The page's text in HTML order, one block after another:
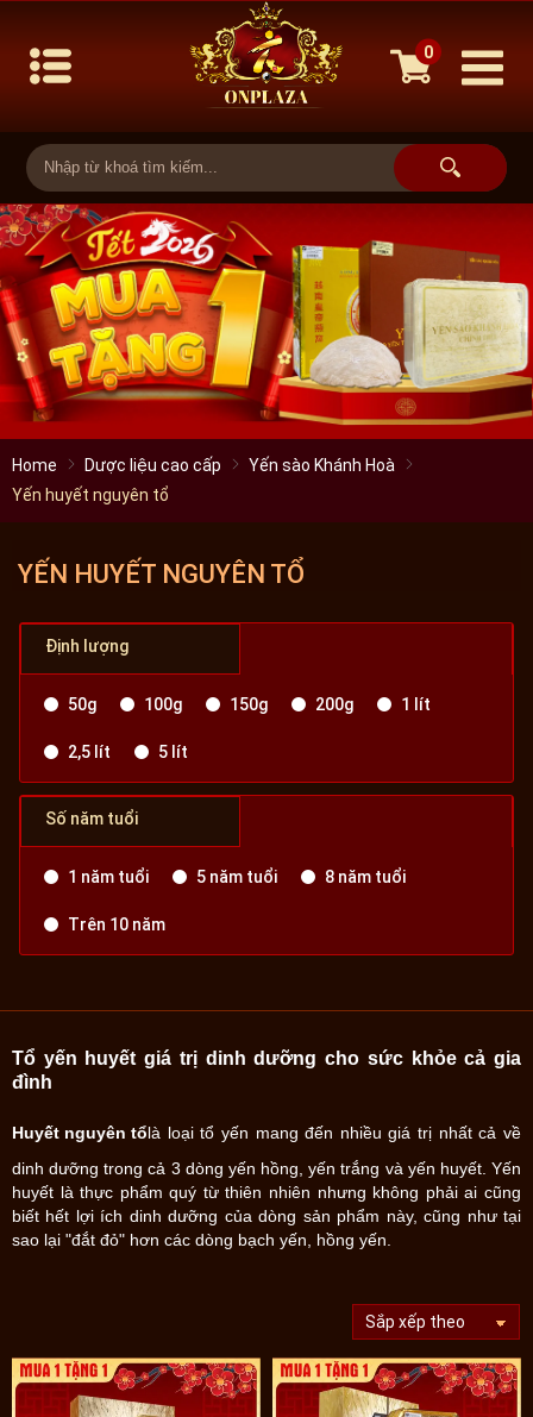
0
Home Dược liệu cao cấp
Yến sào Khánh Hoà
Yến huyết nguyên tổ
YẾN HUYẾT NGUYÊN TỔ
Định lượng
50g 100g 150g 200g 1 lít
2,5 lít 5 lít
Số năm tuổi
1 năm tuổi 5 năm tuổi 8 năm tuổi
Trên 10 năm
Tổ yến huyết giá trị dinh dưỡng cho sức khỏe cả gia
đình
Huyết nguyên tổlà loại tổ yến mang đến nhiều giá trị nhất cả về
dinh dưỡng trong cả 3 dòng yến hồng, yến trắng và yến huyết. Yến
huyết là thực phẩm quý từ thiên nhiên nhưng không phải ai cũng
biết hết lợi ích dinh dưỡng của dòng sản phẩm này, cũng như tại
sao lại "đắt đỏ" hơn các dòng bạch yến, hồng yến.